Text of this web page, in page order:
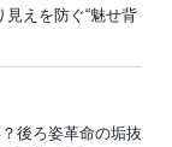
えを防ぐ“魅せ背
後ろ姿革命の垢抜